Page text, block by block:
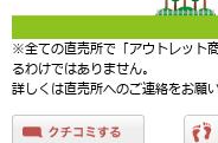
※全ての直売所で「アウトレット
るわけではありません。
詳しくは直売所へのご連絡をお願い